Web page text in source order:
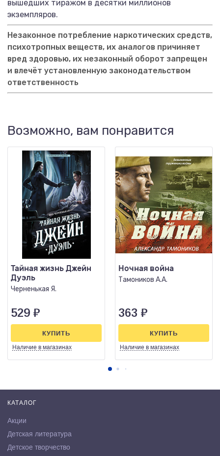
вышедших тиражом в десятки миллионов
экземпляров.
Незаконное потребление наркотических средств,
психотропных веществ, их аналогов причиняет
вред здоровью, их незаконный оборот запрещен
и влечёт установленную законодательством
ответственность
Возможно, вам понравится
Тайная жизнь Джейн
Дуэль
Черненькая Я.
529 ₽
Наличие в магазинах
КУПИТЬ
Ночная война
Тамоников А.А.
363 ₽
Наличие в магазинах
КУПИТЬ
КАТАЛОГ
Акции
Детская литература
Детское творчество